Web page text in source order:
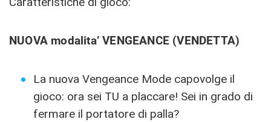
NUOVA modalita’ VENGEANCE (VENDETTA)
La nuova Vengeance Mode capovolge il
gioco: ora sei TU a placcare! Sei in grado di
fermare il portatore di palla?